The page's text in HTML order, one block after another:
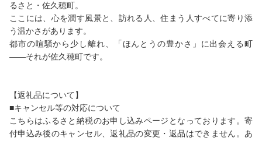
るさと・佐久穂町。
ここには、心を潤す風景と、訪れる人、住まう人すべてに寄り添
う温かさがあります。
都市の喧騒から少し離れ、「ほんとうの豊かさ」に出会える町
――それが佐久穂町です。
【返礼品について】
■キャンセル等の対応について
こちらはふるさと納税のお申し込みページとなっております。寄
付申込み後のキャンセル、返礼品の変更・返品はできません。あ